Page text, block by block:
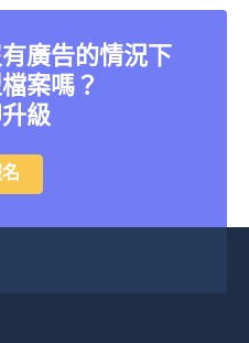
廣告的情況下
案嗎？
級